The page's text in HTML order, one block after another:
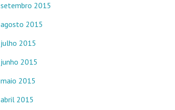
setembro 2015
agosto 2015
julho 2015
junho 2015
maio 2015
abril 2015